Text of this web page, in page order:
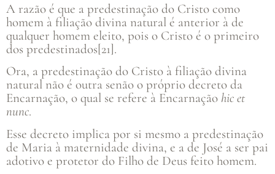
A razão é que a predestinação do Cristo como
homem à filiação divina natural é anterior à de
qualquer homem eleito, pois o Cristo é o primeiro
dos predestinados[21].
Ora, a predestinação do Cristo à filiação divina
natural não é outra senão o próprio decreto da
Encarnação, o qual se refere à Encarnação hic et
nunc.
Esse decreto implica por si mesmo a predestinação
de Maria à maternidade divina, e a de José a ser pai
adotivo e protetor do Filho de Deus feito homem.